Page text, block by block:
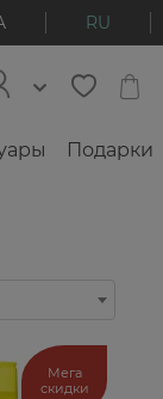
RU
Подарки
Мега
скидки